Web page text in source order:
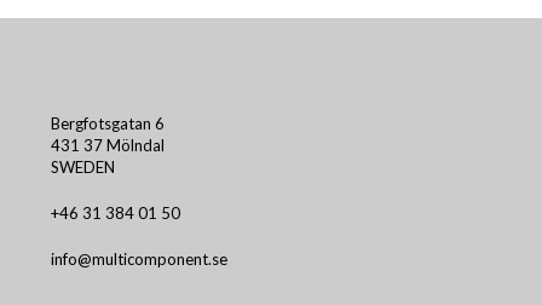
Bergfotsgatan 6
431 37 Mölndal
SWEDEN
+46 31 384 01 50
info@multicomponent.se